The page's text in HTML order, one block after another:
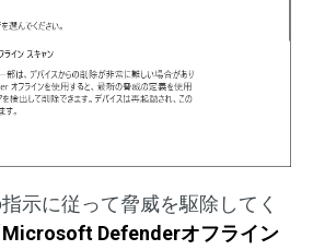
示に従って脅威を駆除してく
Microsoft Defenderオフライン